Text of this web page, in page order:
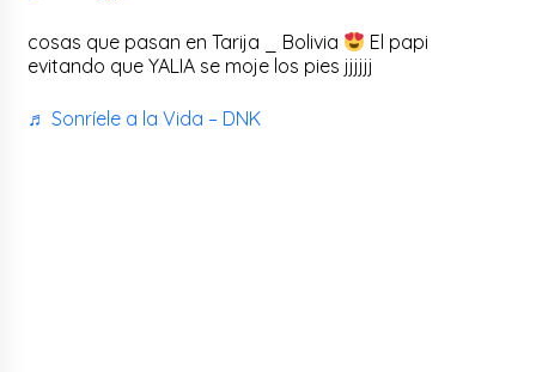
cosas que pasan en Tarija _ Bolivia
El papi
evitando que YALIA se moje los pies jjjjjj
♬ Sonríele a la Vida – DNK